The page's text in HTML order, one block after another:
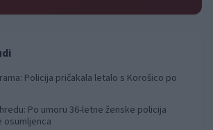
Policija pričakala letalo s Korošico po
Po umoru 36-letne ženske policija
osumljenca